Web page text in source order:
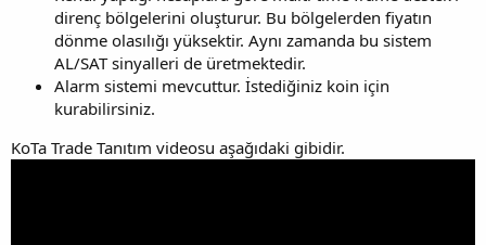
direnç bölgelerini oluşturur. Bu bölgelerden fiyatın
dönme olasılığı yüksektir. Aynı zamanda bu sistem
AL/SAT sinyalleri de üretmektedir.
Alarm sistemi mevcuttur. İstediğiniz koin için
kurabilirsiniz.
KoTa Trade Tanıtım videosu aşağıdaki gibidir.